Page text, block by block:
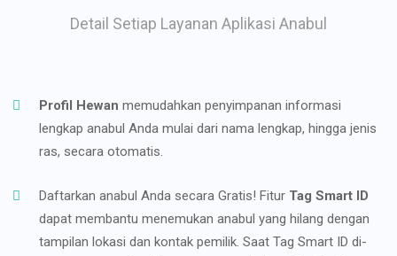
Detail Setiap Layanan Aplikasi Anabul
Profil Hewan memudahkan penyimpanan informasi
lengkap anabul Anda mulai dari nama lengkap, hingga jenis
ras, secara otomatis.
Daftarkan anabul Anda secara Gratis! Fitur Tag Smart ID
dapat membantu menemukan anabul yang hilang dengan
tampilan lokasi dan kontak pemilik. Saat Tag Smart ID di-